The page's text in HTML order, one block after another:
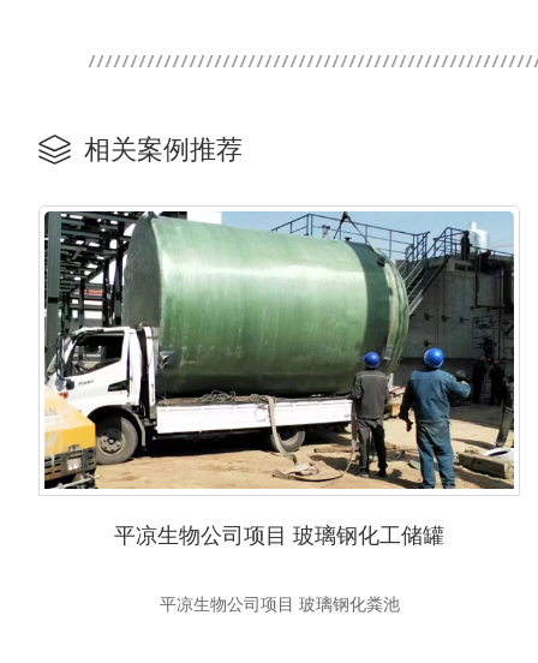
相关案例推荐
平凉生物公司项目 玻璃钢化工储罐
平凉生物公司项目 玻璃钢化粪池